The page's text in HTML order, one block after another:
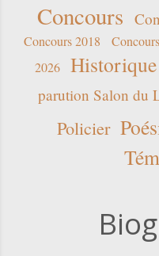
Concours
Concours 2018
2026
Historique
parution Salon du
Policier